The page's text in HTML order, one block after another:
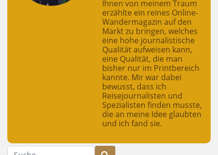
Ihnen von meinem Traum
erzählte ein reines Online-
Wandermagazin auf den
Markt zu bringen, welches
eine hohe journalistische
Qualität aufweisen kann,
eine Qualität, die man
bisher nur im Printbereich
kannte. Mir war dabei
bewusst, dass ich
Reisejournalisten und
Spezialisten finden musste,
die an meine Idee glaubten
und ich fand sie.
Suche